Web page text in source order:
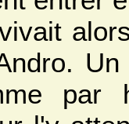
par